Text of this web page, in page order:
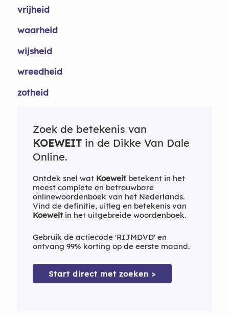
vrijheid
waarheid
wijsheid
wreedheid
zotheid
Zoek de betekenis van
KOEWEITin de Dikke Van Dale
Online.
Ontdek snel wat Koeweitbetekent in het
meest complete en betrouwbare
onlinewoordenboek van het Nederlands.
Vind de definitie, uitleg en betekenis van
Koeweitin het uitgebreide woordenboek.
Gebruik de actiecode 'RIJMDVD' en
ontvang 99% korting op de eerste maand.
Start direct met zoeken >